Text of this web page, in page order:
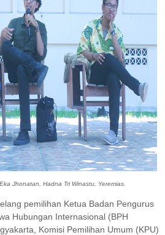
Jhonatan, Hadna Tri Winastu, Yeremias.
pemilihan Ketua Badan Pengurus
Hubungan Internasional (BPH
Komisi Pemilihan Umum (KPU)